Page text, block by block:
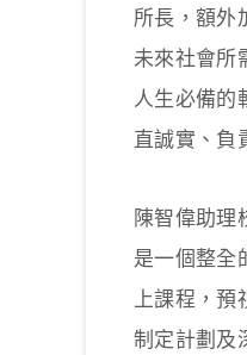
所長，額外
未來社會所
人生必備的
直誠實、負
陳智偉助理
是一個整全
上課程，預
制定計劃及